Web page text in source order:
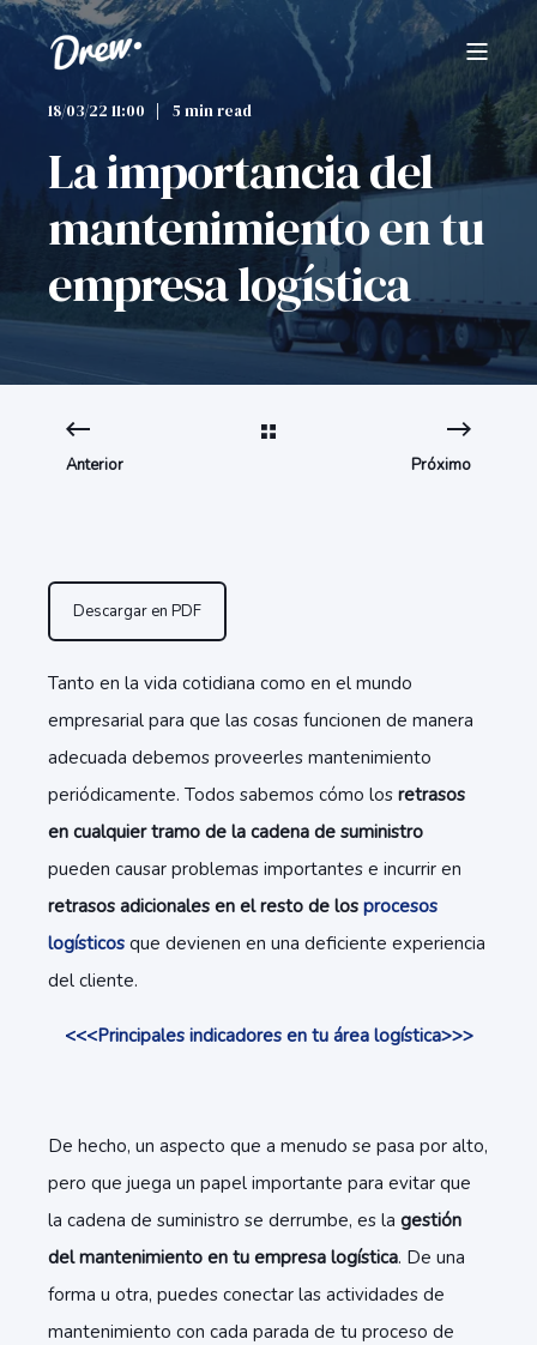
18/03/22 11:00 5 min read
La importancia del
mantenimiento en tu
empresa logística
Anterior Próximo
Descargar en PDF
Tanto en la vida cotidiana como en el mundo
empresarial para que las cosas funcionen de manera
adecuada debemos proveerles mantenimiento
periódicamente. Todos sabemos cómo los retrasos
en cualquier tramo de la cadena de suministro
pueden causar problemas importantes e incurrir en
retrasos adicionales en el resto de los procesos
logísticos que devienen en una deficiente experiencia
del cliente.
<<<Principales indicadores en tu área logística>>>
De hecho, un aspecto que a menudo se pasa por alto,
pero que juega un papel importante para evitar que
la cadena de suministro se derrumbe, es la gestión
del mantenimiento en tu empresa logística. De una
forma u otra, puedes conectar las actividades de
mantenimiento con cada parada de tu proceso de